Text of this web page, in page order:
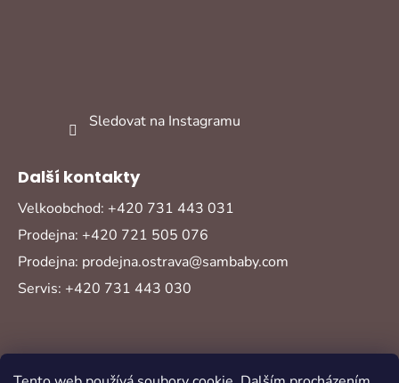
Sledovat na Instagramu
Další kontakty
Velkoobchod: +420 731 443 031
Prodejna: +420 721 505 076
Prodejna: prodejna.ostrava@sambaby.com
Servis: +420 731 443 030